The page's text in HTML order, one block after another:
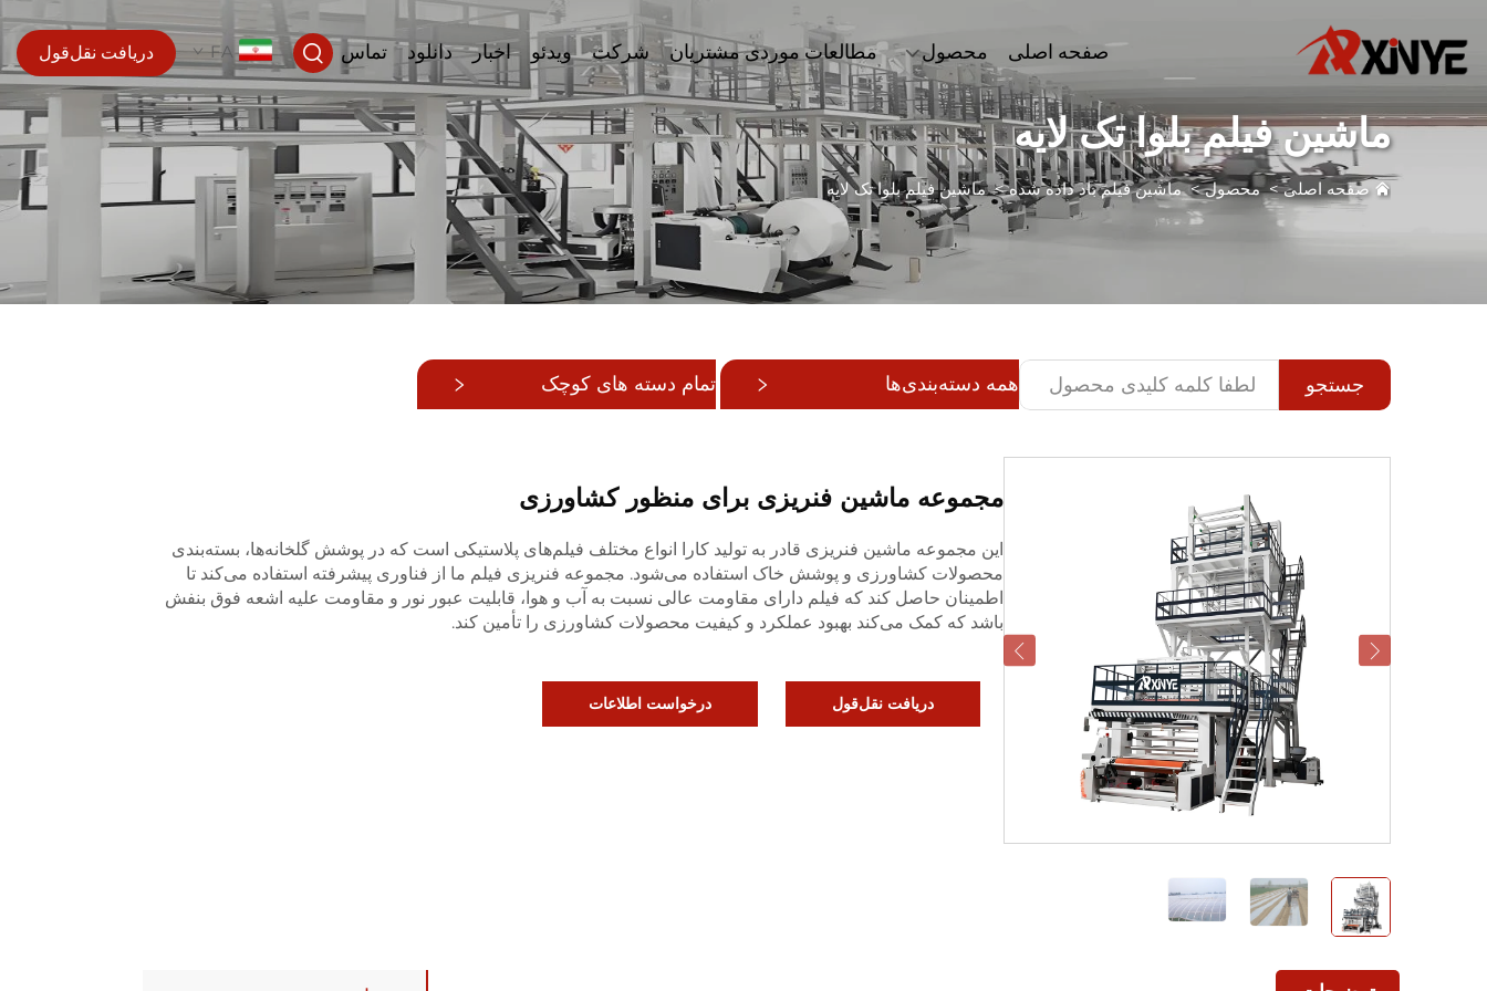
صفحه اصلی محصول مطالعات موردی مشتریان شرکت ویدئو اخبار دانلود تماس FA دریافت نقل‌قول
ماشین فیلم بلوا تک لایه
صفحه اصلی>محصول>ماشین فیلم باد داده شده>ماشین فیلم بلوا تک لایه
همه دسته‌بندی‌ها تمام دسته های کوچک جستجو
مجموعه ماشین فنریزی برای منظور کشاورزی
این مجموعه ماشین فنریزی قادر به تولید کارا انواع مختلف فیلم‌های پلاستیکی است که در پوشش گلخانه‌ها، بسته‌بندی
محصولات کشاورزی و پوشش خاک استفاده می‌شود. مجموعه فنریزی فیلم ما از فناوری پیشرفته استفاده می‌کند تا
اطمینان حاصل کند که فیلم دارای مقاومت عالی نسبت به آب و هوا، قابلیت عبور نور و مقاومت علیه اشعه فوق بنفش
باشد که کمک می‌کند بهبود عملکرد و کیفیت محصولات کشاورزی را تأمین کند.
دریافت نقل‌قول درخواست اطلاعات